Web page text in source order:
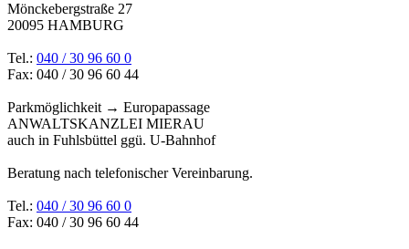
Mönckebergstraße 27
20095 HAMBURG
Tel.: 040 / 30 96 60 0
Fax: 040 / 30 96 60 44
Parkmöglichkeit → Europapassage
ANWALTSKANZLEI MIERAU
auch in Fuhlsbüttel ggü. U-Bahnhof
Beratung nach telefonischer Vereinbarung.
Tel.: 040 / 30 96 60 0
Fax: 040 / 30 96 60 44